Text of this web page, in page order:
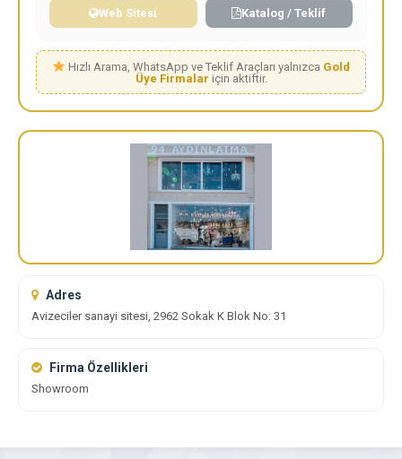
Web Sitesi Katalog / Teklif
Hızlı Arama, WhatsApp ve Teklif Araçları yalnızca Gold
Üye Firmalar için aktiftir.
Adres
Avizeciler sanayi sitesi, 2962 Sokak K Blok No: 31
Firma Özellikleri
Showroom